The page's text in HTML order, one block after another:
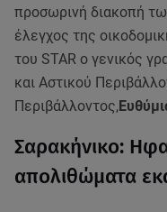
προσωρινή διακοπή
έλεγχος της
του STAR ο γενικός
και Αστικού
Περιβάλλοντος,
Σαρακήνικο:
απολιθώματα